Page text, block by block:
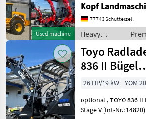
Used machine
Verschiedene
vermieten - Minibagger -
Hoflader (Toyo) - JCB
Kopf
77743 Schutterzell
Heavy
equipment/
construction
machines /
JCB
Toyo
836 II Bügel
Black, 4.
Steuerkreis
26 HP/19 kW
YOM
optional , TOYO 836 II Bügel
Stage V (Int-Nr.: 14820)